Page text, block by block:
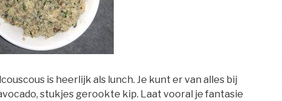
is heerlijk als lunch. Je kunt er van alles bij
stukjes gerookte kip. Laat vooral je fantasie